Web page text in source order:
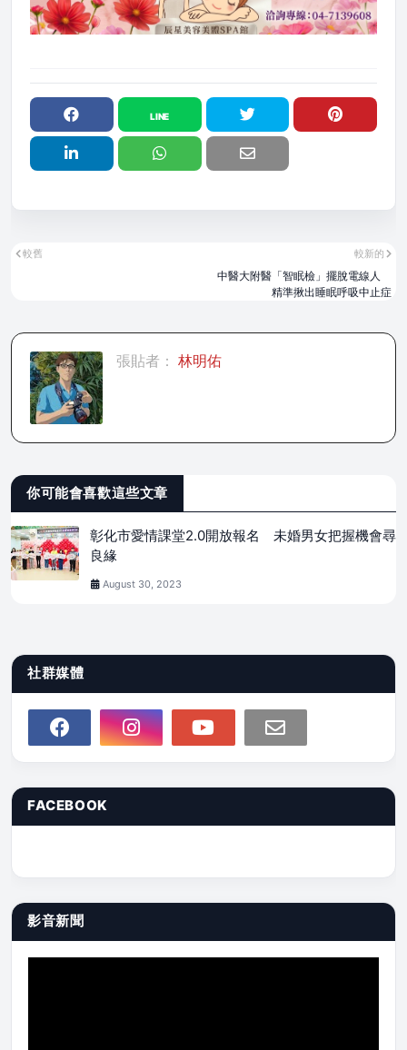
較新的
中醫大附醫「智眠檢」擺脫電線人
精準揪出睡眠呼吸中止症
較舊
張貼者： 林明佑
你可能會喜歡這些文章
彰化市愛情課堂2.0開放報名 未婚男女把握機會尋
良緣
August 30, 2023
社群媒體
FACEBOOK
影音新聞